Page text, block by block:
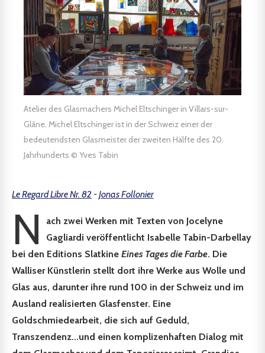
Atelier des Glasmachers Michel Eltschinger in Villars-sur-
Glâne. Michel Eltschinger ist in der Schweiz einer der
bedeutendsten Glasmeister der zweiten Hälfte des 20.
Jahrhunderts © Yves Tabin
Le Regard Libre Nr. 82 -Jonas Follonier
N
ach zwei Werken mit Texten von Jocelyne
Gagliardi veröffentlicht Isabelle Tabin-Darbellay
bei den Editions Slatkine Eines Tages die Farbe. Die
Walliser Künstlerin stellt dort ihre Werke aus Wolle und
Glas aus, darunter ihre rund 100 in der Schweiz und im
Ausland realisierten Glasfenster. Eine
Goldschmiedearbeit, die sich auf Geduld,
Transzendenz...und einen komplizenhaften Dialog mit